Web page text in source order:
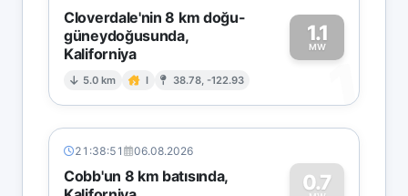
Cloverdale'nin 8 km doğu-
güneydoğusunda,
Kaliforniya
5.0 km I 38.78, -122.93
1.1
MW
1
21:38:51 06.08.2026
Cobb'un 8 km batısında,
0.7